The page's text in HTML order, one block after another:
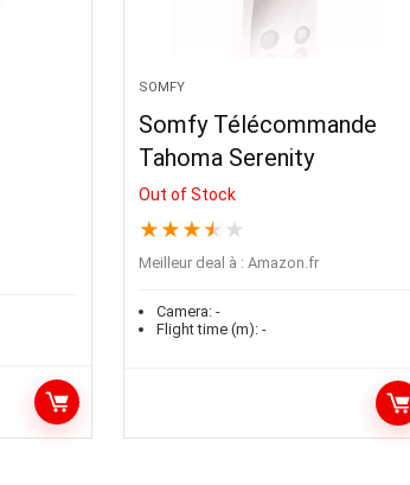
SOMFY
Somfy Télécommande
Tahoma Serenity
Out of Stock
★ ★ ★ ★ ★
Meilleur deal à : Amazon.fr
Camera:-
Flight time (m):-